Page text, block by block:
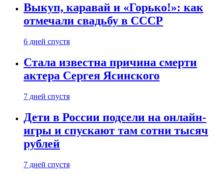
Выкуп, каравай и «Горько!»: как
отмечали свадьбу в СССР
6 дней спустя
Стала известна причина смерти
актера Сергея Ясинского
7 дней спустя
Дети в России подсели на онлайн-
игры и спускают там сотни тысяч
рублей
7 дней спустя